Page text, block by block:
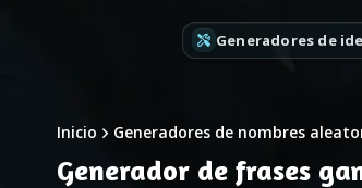
Generadores de
Inicio Generadores de nombres
Generador de frases